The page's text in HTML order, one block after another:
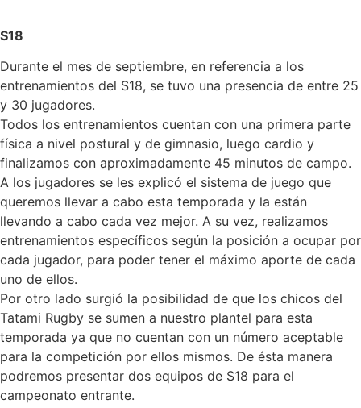
S18
Durante el mes de septiembre, en referencia a los
entrenamientos del S18, se tuvo una presencia de entre 25
y 30 jugadores.
Todos los entrenamientos cuentan con una primera parte
física a nivel postural y de gimnasio, luego cardio y
finalizamos con aproximadamente 45 minutos de campo.
A los jugadores se les explicó el sistema de juego que
queremos llevar a cabo esta temporada y la están
llevando a cabo cada vez mejor. A su vez, realizamos
entrenamientos específicos según la posición a ocupar por
cada jugador, para poder tener el máximo aporte de cada
uno de ellos.
Por otro lado surgió la posibilidad de que los chicos del
Tatami Rugby se sumen a nuestro plantel para esta
temporada ya que no cuentan con un número aceptable
para la competición por ellos mismos. De ésta manera
podremos presentar dos equipos de S18 para el
campeonato entrante.